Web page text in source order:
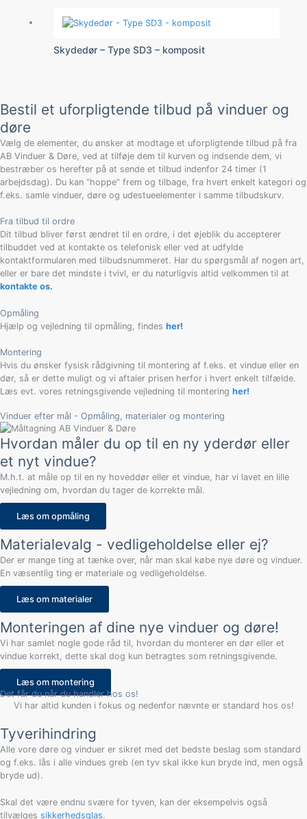
Skydedør – Type SD3 – komposit
Bestil et uforpligtende tilbud på vinduer og
døre
Vælg de elementer, du ønsker at modtage et uforpligtende tilbud på fra
AB Vinduer & Døre, ved at tilføje dem til kurven og indsende dem, vi
bestræber os herefter på at sende et tilbud indenfor 24 timer (1
arbejdsdag). Du kan “hoppe” frem og tilbage, fra hvert enkelt kategori og
f.eks. samle vinduer, døre og udestueelementer i samme tilbudskurv.
Fra tilbud til ordre
Dit tilbud bliver først ændret til en ordre, i det øjeblik du accepterer
tilbuddet ved at kontakte os telefonisk eller ved at udfylde
kontaktformularen med tilbudsnummeret. Har du spørgsmål af nogen art,
eller er bare det mindste i tvivl, er du naturligvis altid velkommen til at
kontakte os.
Opmåling
Hjælp og vejledning til opmåling, findes her!
Montering
Hvis du ønsker fysisk rådgivning til montering af f.eks. et vindue eller en
dør, så er dette muligt og vi aftaler prisen herfor i hvert enkelt tilfælde.
Læs evt. vores retningsgivende vejledning til montering her!
Vinduer efter mål - Opmåling, materialer og montering
Hvordan måler du op til en ny yderdør eller
et nyt vindue?
M.h.t. at måle op til en ny hoveddør eller et vindue, har vi lavet en lille
vejledning om, hvordan du tager de korrekte mål.
Læs om opmåling
Materialevalg - vedligeholdelse eller ej?
Der er mange ting at tænke over, når man skal købe nye døre og vinduer.
En væsentlig ting er materiale og vedligeholdelse.
Læs om materialer
Monteringen af dine nye vinduer og døre!
Vi har samlet nogle gode råd til, hvordan du monterer en dør eller et
vindue korrekt, dette skal dog kun betragtes som retningsgivende.
Læs om montering
Det får du når du handler hos os!
Vi har altid kunden i fokus og nedenfor nævnte er standard hos os!
Tyverihindring
Alle vore døre og vinduer er sikret med det bedste beslag som standard
og f.eks. lås i alle vindues greb (en tyv skal ikke kun bryde ind, men også
bryde ud).
Skal det være endnu svære for tyven, kan der eksempelvis også
tilvælges sikkerhedsglas.